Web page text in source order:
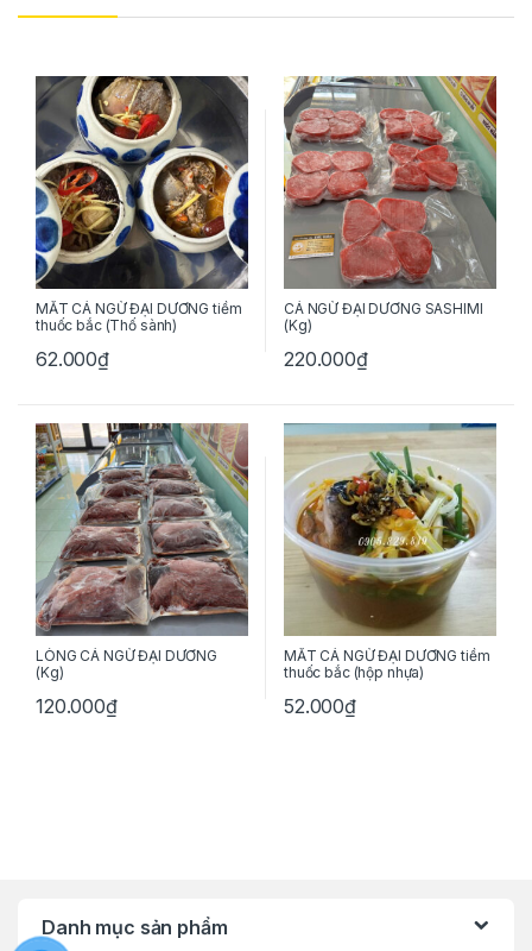
MẮT CÁ NGỪ ĐẠI DƯƠNG tiềm
thuốc bắc (Thố sành)
62.000₫
CÁ NGỪ ĐẠI DƯƠNG SASHIMI
(Kg)
220.000₫
LÒNG CÁ NGỪ ĐẠI DƯƠNG
(Kg)
120.000₫
MẮT CÁ NGỪ ĐẠI DƯƠNG tiềm
thuốc bắc (hộp nhựa)
52.000₫
Danh mục sản phẩm